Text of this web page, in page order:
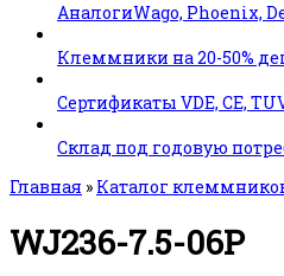
АналогиWago, Phoenix,
Клеммники на 20-50%
Сертификаты VDE, CE,
Склад под годовую
Главная » Каталог
WJ236-7.5-06P